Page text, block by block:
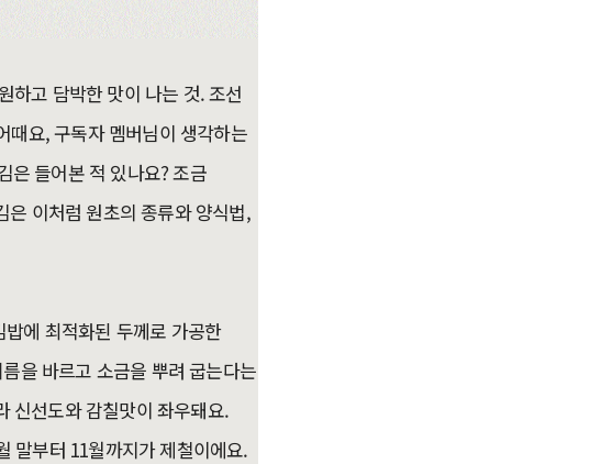
하고 담박한 맛이 나는 것. 조선
때요, 구독자 멤버님이 생각하는
은 들어본 적 있나요? 조금
은 이처럼 원초의 종류와 양식법,
에 최적화된 두께로 가공한
을 바르고 소금을 뿌려 굽는다는
신선도와 감칠맛이 좌우돼요.
말부터 11월까지가 제철이에요.